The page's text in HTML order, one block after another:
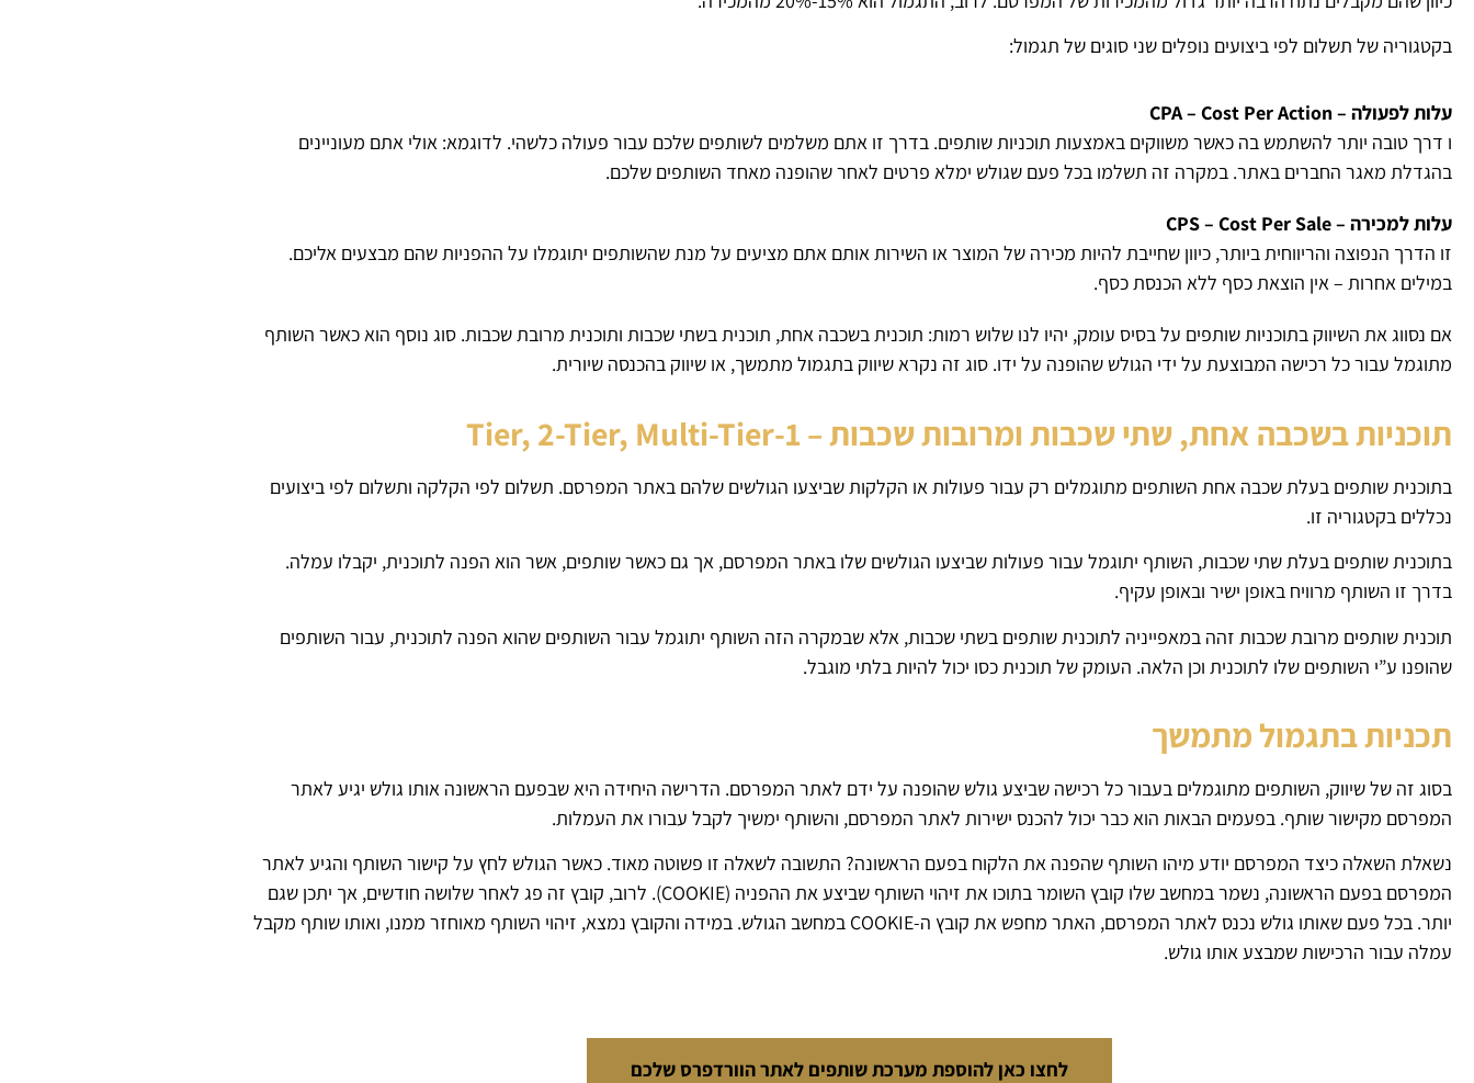
בקטגוריה של תשלום לפי ביצועים נופלים שני סוגים של תגמול:
עלות לפעולה – CPA – Cost Per Action
ו דרך טובה יותר להשתמש בה כאשר משווקים באמצעות תוכניות שותפים. בדרך זו אתם משלמים לשותפים שלכם עבור פעולה כלשהי. לדוגמא: אולי אתם מעוניינים
בהגדלת מאגר החברים באתר. במקרה זה תשלמו בכל פעם שגולש ימלא פרטים לאחר שהופנה מאחד השותפים שלכם.
עלות למכירה – CPS – Cost Per Sale
זו הדרך הנפוצה והריווחית ביותר, כיוון שחייבת להיות מכירה של המוצר או השירות אותם אתם מציעים על מנת שהשותפים יתוגמלו על ההפניות שהם מבצעים אליכם.
במילים אחרות – אין הוצאת כסף ללא הכנסת כסף.
אם נסווג את השיווק בתוכניות שותפים על בסיס עומק, יהיו לנו שלוש רמות: תוכנית בשכבה אחת, תוכנית בשתי שכבות ותוכנית מרובת שכבות. סוג נוסף הוא כאשר השותף
מתוגמל עבור כל רכישה המבוצעת על ידי הגולש שהופנה על ידו. סוג זה נקרא שיווק בתגמול מתמשך, או שיווק בהכנסה שיורית.
תוכניות בשכבה אחת, שתי שכבות ומרובות שכבות – 1-Tier, 2-Tier, Multi-Tier
בתוכנית שותפים בעלת שכבה אחת השותפים מתוגמלים רק עבור פעולות או הקלקות שביצעו הגולשים שלהם באתר המפרסם. תשלום לפי הקלקה ותשלום לפי ביצועים
נכללים בקטגוריה זו.
בתוכנית שותפים בעלת שתי שכבות, השותף יתוגמל עבור פעולות שביצעו הגולשים שלו באתר המפרסם, אך גם כאשר שותפים, אשר הוא הפנה לתוכנית, יקבלו עמלה.
בדרך זו השותף מרוויח באופן ישיר ובאופן עקיף.
תוכנית שותפים מרובת שכבות זהה במאפייניה לתוכנית שותפים בשתי שכבות, אלא שבמקרה הזה השותף יתוגמל עבור השותפים שהוא הפנה לתוכנית, עבור השותפים
שהופנו ע”י השותפים שלו לתוכנית וכן הלאה. העומק של תוכנית כסו יכול להיות בלתי מוגבל.
תכניות בתגמול מתמשך
בסוג זה של שיווק, השותפים מתוגמלים בעבור כל רכישה שביצע גולש שהופנה על ידם לאתר המפרסם. הדרישה היחידה היא שבפעם הראשונה אותו גולש יגיע לאתר
המפרסם מקישור שותף. בפעמים הבאות הוא כבר יכול להכנס ישירות לאתר המפרסם, והשותף ימשיך לקבל עבורו את העמלות.
נשאלת השאלה כיצד המפרסם יודע מיהו השותף שהפנה את הלקוח בפעם הראשונה? התשובה לשאלה זו פשוטה מאוד. כאשר הגולש לחץ על קישור השותף והגיע לאתר
המפרסם בפעם הראשונה, נשמר במחשב שלו קובץ השומר בתוכו את זיהוי השותף שביצע את ההפניה (COOKIE). לרוב, קובץ זה פג לאחר שלושה חודשים, אך יתכן שגם
יותר. בכל פעם שאותו גולש נכנס לאתר המפרסם, האתר מחפש את קובץ ה-COOKIE במחשב הגולש. במידה והקובץ נמצא, זיהוי השותף מאוחזר ממנו, ואותו שותף מקבל
עמלה עבור הרכישות שמבצע אותו גולש.
לחצו כאן להוספת מערכת שותפים לאתר הוורדפרס שלכם